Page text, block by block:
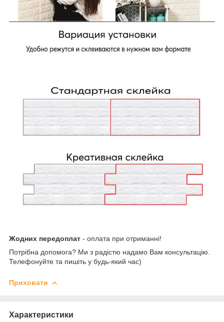
Жодних передоплат - оплата при отриманні!
Потрібна допомога? Ми з радістю надамо Вам консультацію.
Телефонуйте та пишіть у будь-який час)
Приховати
Характеристики